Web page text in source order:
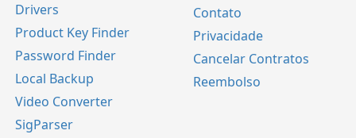
Drivers
Product Key Finder
Password Finder
Local Backup
Video Converter
SigParser
Contato
Privacidade
Cancelar Contratos
Reembolso